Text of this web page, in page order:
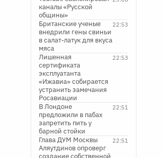
каналы «Русской
общины»
22:53
Британские ученые
внедрили гены свиньи
в салат-латук для вкуса
мяса
22:53
Лишенная
сертификата
эксплуатанта
«Ижавиа» собирается
устранить замечания
Росавиации
22:51
В Лондоне
предложили в пабах
запретить пить у
барной стойки
22:51
Глава ДУМ Москвы
Аляутдинов опроверг